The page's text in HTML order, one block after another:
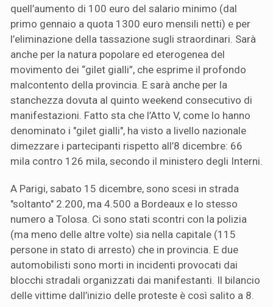
quell’aumento di 100 euro del salario minimo (dal
primo gennaio a quota 1300 euro mensili netti) e per
l’eliminazione della tassazione sugli straordinari. Sarà
anche per la natura popolare ed eterogenea del
movimento dei “gilet gialli”, che esprime il profondo
malcontento della provincia. E sarà anche per la
stanchezza dovuta al quinto weekend consecutivo di
manifestazioni. Fatto sta che l’Atto V, come lo hanno
denominato i "gilet gialli", ha visto a livello nazionale
dimezzare i partecipanti rispetto all’8 dicembre: 66
mila contro 126 mila, secondo il ministero degli Interni.
A Parigi, sabato 15 dicembre, sono scesi in strada
"soltanto" 2.200, ma 4.500 a Bordeaux e lo stesso
numero a Tolosa. Ci sono stati scontri con la polizia
(ma meno delle altre volte) sia nella capitale (115
persone in stato di arresto) che in provincia. E due
automobilisti sono morti in incidenti provocati dai
blocchi stradali organizzati dai manifestanti. Il bilancio
delle vittime dall’inizio delle proteste è così salito a 8.